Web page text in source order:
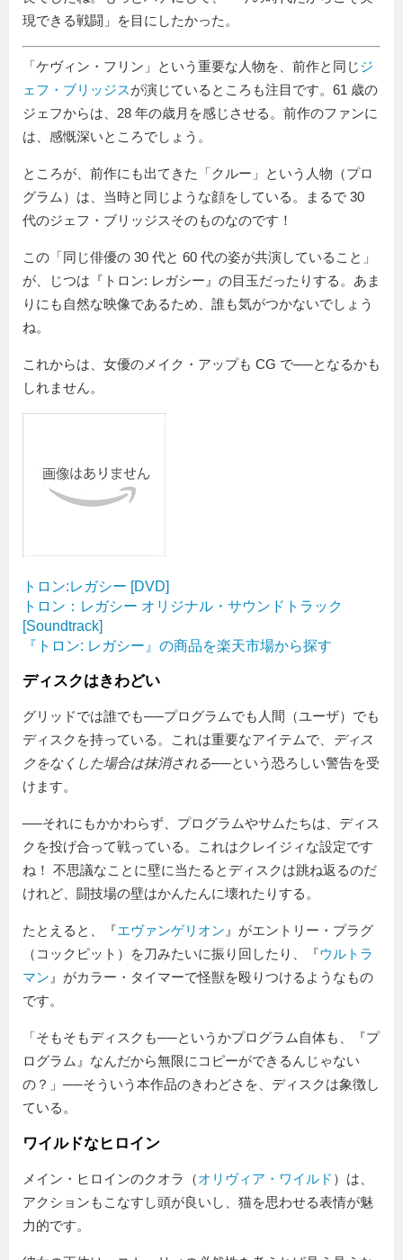
現できる戦闘」を目にしたかった。
「ケヴィン・フリン」という重要な人物を、前作と同じジ
ェフ・ブリッジスが演じているところも注目です。61 歳の
ジェフからは、28 年の歳月を感じさせる。前作のファンに
は、感慨深いところでしょう。
ところが、前作にも出てきた「クルー」という人物（プロ
グラム）は、当時と同じような顔をしている。まるで 30
代のジェフ・ブリッジスそのものなのです！
この「同じ俳優の 30 代と 60 代の姿が共演していること」
が、じつは『トロン: レガシー』の目玉だったりする。あま
りにも自然な映像であるため、誰も気がつかないでしょう
ね。
これからは、女優のメイク・アップも CG で──となるかも
しれません。
トロン:レガシー [DVD]
トロン：レガシー オリジナル・サウンドトラック
[Soundtrack]
『トロン: レガシー』の商品を楽天市場から探す
ディスクはきわどい
グリッドでは誰でも──プログラムでも人間（ユーザ）でも
ディスクを持っている。これは重要なアイテムで、
ディス
クをなくした場合は抹消される──という恐ろしい警告を受
けます。
──それにもかかわらず、プログラムやサムたちは、ディス
クを投げ合って戦っている。これはクレイジィな設定です
ね！ 不思議なことに壁に当たるとディスクは跳ね返るのだ
けれど、闘技場の壁はかんたんに壊れたりする。
たとえると、『エヴァンゲリオン 』がエントリー・プラグ
（コックピット）を刀みたいに振り回したり、『ウルトラ
マン 』がカラー・タイマーで怪獣を殴りつけるようなもの
です。
「そもそもディスクも──というかプログラム自体も、『プ
ログラム』なんだから無限にコピーができるんじゃない
の？」──そういう本作品のきわどさを、ディスクは象徴し
ている。
ワイルドなヒロイン
メイン・ヒロインのクオラ（オリヴィア・ワイルド ）は、
アクションもこなすし頭が良いし、猫を思わせる表情が魅
力的です。